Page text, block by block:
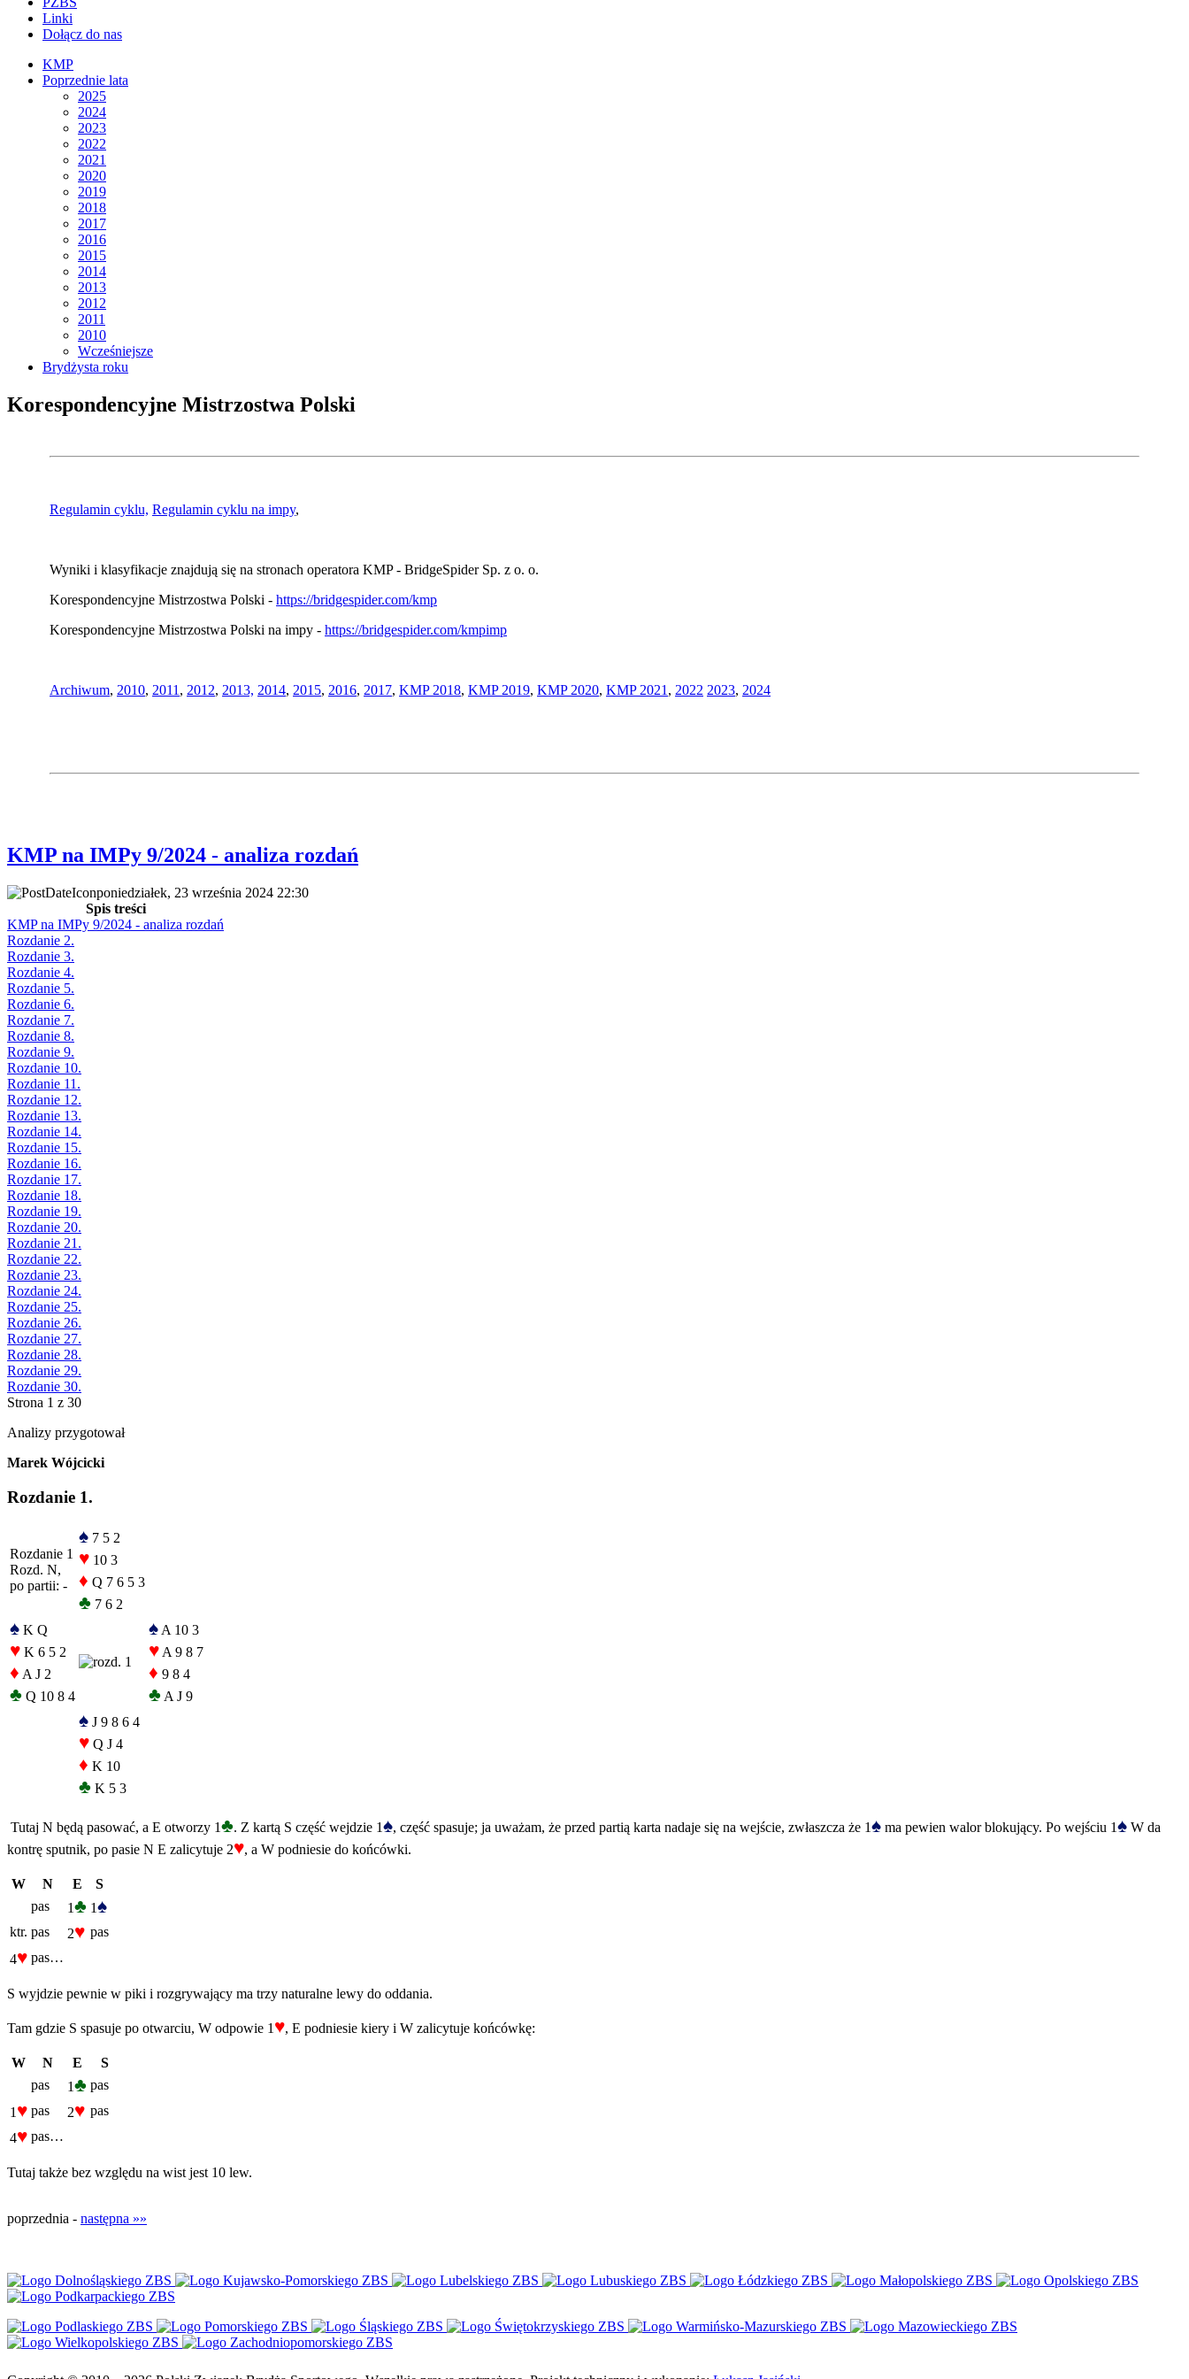
Linki
Dołącz do nas
KMP
Poprzednie lata
2025
2024
2023
2022
2021
2020
2019
2018
2017
2016
2015
2014
2013
2012
2011
2010
Wcześniejsze
Brydżysta roku
Korespondencyjne Mistrzostwa Polski
Regulamin cyklu, Regulamin cyklu na impy,
Wyniki i klasyfikacje znajdują się na stronach operatora KMP - BridgeSpider Sp. z o. o.
Korespondencyjne Mistrzostwa Polski - https://bridgespider.com/kmp
Korespondencyjne Mistrzostwa Polski na impy - https://bridgespider.com/kmpimp
Archiwum, 2010, 2011 , 2012, 2013, 2014, 2015, 2016, 2017, KMP 2018, KMP 2019, KMP 2020, KMP 2021 , 2022 2023, 2024
KMP na IMPy 9/2024 - analiza rozdań
poniedziałek, 23 września 2024 22:30
Spis treści
KMP na IMPy 9/2024 - analiza rozdań
Rozdanie 2.
Rozdanie 3.
Rozdanie 4.
Rozdanie 5.
Rozdanie 6.
Rozdanie 7.
Rozdanie 8.
Rozdanie 9.
Rozdanie 10.
Rozdanie 11.
Rozdanie 12.
Rozdanie 13.
Rozdanie 14.
Rozdanie 15.
Rozdanie 16.
Rozdanie 17.
Rozdanie 18.
Rozdanie 19.
Rozdanie 20.
Rozdanie 21.
Rozdanie 22.
Rozdanie 23.
Rozdanie 24.
Rozdanie 25.
Rozdanie 26.
Rozdanie 27.
Rozdanie 28.
Rozdanie 29.
Rozdanie 30.
Strona 1 z 30
Analizy przygotował
Marek Wójcicki
Rozdanie 1.
Rozdanie 1
Rozd. N,
po partii: -
♠ 7 5 2
♥ 10 3
♦ Q 7 6 5 3
♣ 7 6 2
♠ K Q
♥ K 6 5 2
♦ A J 2
♣ Q 10 8 4
♠ A 10 3
♥ A 9 8 7
♦ 9 8 4
♣ A J 9
♠ J 9 8 6 4
♥ Q J 4
♦ K 10
♣ K 5 3
Tutaj N będą pasować, a E otworzy 1♣. Z kartą S część wejdzie 1♠, część spasuje; ja uważam, że przed partią karta nadaje się na wejście, zwłaszcza że 1♠ ma pewien walor blokujący. Po wejściu 1♠ W da
kontrę sputnik, po pasie N E zalicytuje 2♥, a W podniesie do końcówki.
W N E
S
pas
1♣ 1♠
ktr. pas 2♥ pas
4♥ pas…
S wyjdzie pewnie w piki i rozgrywający ma trzy naturalne lewy do oddania.
Tam gdzie S spasuje po otwarciu, W odpowie 1 ♥, E podniesie kiery i W zalicytuje końcówkę:
W N E
S
pas
1♣ pas
1 ♥ pas 2♥ pas
4♥ pas…
Tutaj także bez względu na wist jest 10 lew.
poprzednia - następna »»